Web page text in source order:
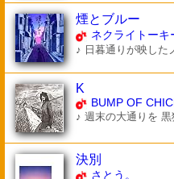
煙とブルー
ネクライトーキ
♪ 日暮通りが映した
K
BUMP OF
♪ 週末の大通りを
決別
さとう。